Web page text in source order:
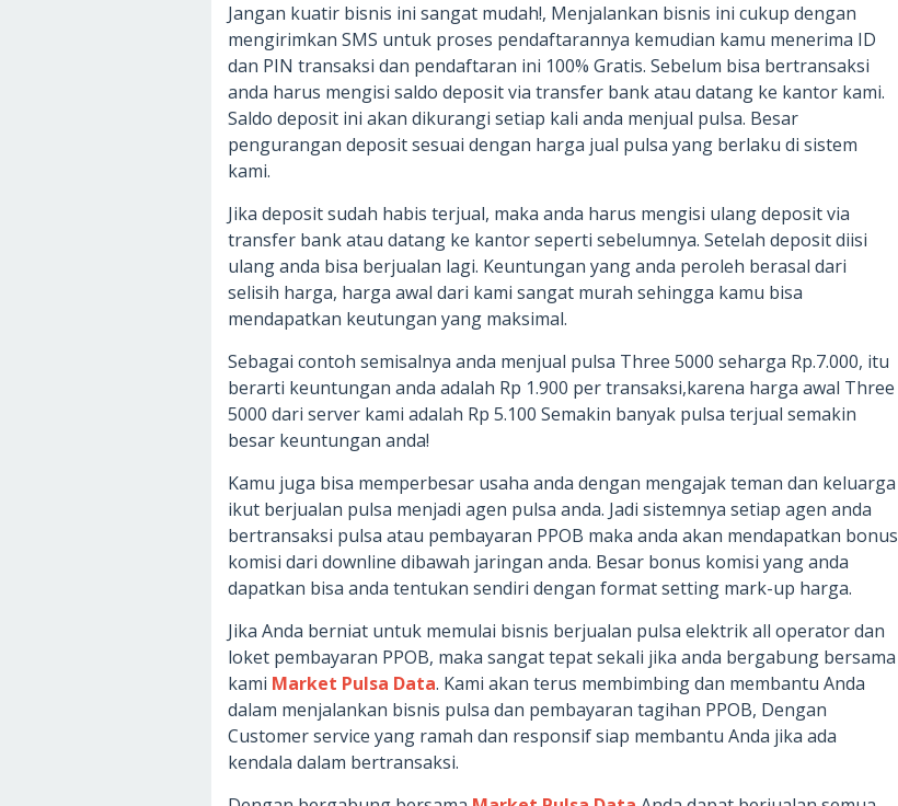
Jangan kuatir bisnis ini sangat mudah!, Menjalankan bisnis ini cukup dengan
mengirimkan SMS untuk proses pendaftarannya kemudian kamu menerima ID
dan PIN transaksi dan pendaftaran ini 100% Gratis. Sebelum bisa bertransaksi
anda harus mengisi saldo deposit via transfer bank atau datang ke kantor kami.
Saldo deposit ini akan dikurangi setiap kali anda menjual pulsa. Besar
pengurangan deposit sesuai dengan harga jual pulsa yang berlaku di sistem
kami.
Jika deposit sudah habis terjual, maka anda harus mengisi ulang deposit via
transfer bank atau datang ke kantor seperti sebelumnya. Setelah deposit diisi
ulang anda bisa berjualan lagi. Keuntungan yang anda peroleh berasal dari
selisih harga, harga awal dari kami sangat murah sehingga kamu bisa
mendapatkan keutungan yang maksimal.
Sebagai contoh semisalnya anda menjual pulsa Three 5000 seharga Rp.7.000, itu
berarti keuntungan anda adalah Rp 1.900 per transaksi,karena harga awal Three
5000 dari server kami adalah Rp 5.100 Semakin banyak pulsa terjual semakin
besar keuntungan anda!
Kamu juga bisa memperbesar usaha anda dengan mengajak teman dan keluarga
ikut berjualan pulsa menjadi agen pulsa anda. Jadi sistemnya setiap agen anda
bertransaksi pulsa atau pembayaran PPOB maka anda akan mendapatkan bonus
komisi dari downline dibawah jaringan anda. Besar bonus komisi yang anda
dapatkan bisa anda tentukan sendiri dengan format setting mark-up harga.
Jika Anda berniat untuk memulai bisnis berjualan pulsa elektrik all operator dan
loket pembayaran PPOB, maka sangat tepat sekali jika anda bergabung bersama
kami Market Pulsa Data. Kami akan terus membimbing dan membantu Anda
dalam menjalankan bisnis pulsa dan pembayaran tagihan PPOB, Dengan
Customer service yang ramah dan responsif siap membantu Anda jika ada
kendala dalam bertransaksi.